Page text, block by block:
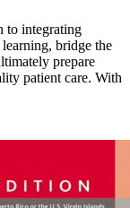
to integrating
bridge the
prepare
patient care. With